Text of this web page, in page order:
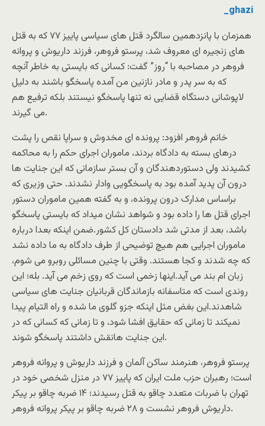
همزمان با پانزدهمین سالگرد قتل های سیاسی پاییز ۷۷ که به قتل
های زنجیره ای معروف شد، پرستو فروهر، فرزند داریوش و پروانه
فروهر در مصاحبه با “روز” گفت: کسانی که بایستی به خاطر آنچه
که به سر پدر و مادر نازنین من آمده پاسخگو باشند به دلیل
لاپوشانی دستگاه قضایی نه تنها پاسخگو نیستند بلکه ترفیع هم
می گیرند.
خانم فروهر افزود: پرونده ای مخدوش و سراپا نقص را پشت
درهای بسته به دادگاه بردند، ماموران اجرای حکم را به محاکمه
کشیدند ولی دستوردهندگان و آن بستر سازمانی که این جنایت ها
درون آن پدید آمده بود به پاسخگویی وادار نشدند. حتی وزیری که
براساس مدارک درون پرونده، و به گفته همین ماموران دستور
اجرای قتل ها را داده بود و شواهد نشان میداد که بایستی پاسخگو
باشد، بعد از مدتی شد دادستان کل کشور.ضمن اینکه بعدا درباره
ماموران اجرایی هم هیچ توضیحی از طرف دادگاه به ما داده نشد
که چه شدند و کجا هستند. وقتی با چنین مسائلی روبرو می شوم،
زبان ام بند می آید.اینها زخمی است که روی زخم می آید. بله؛ این
روندی است که متاسفانه بازماندگان قربانیان جنایت های سیاسی
شاهدند.این بغض مثل اینکه جزو گلوی ما شده و راه التیام پیدا
نمیکند تا زمانی که حقایق افشا شود، و تا زمانی که کسانی که در
این جنایت هانقش داشتند پاسخگو شوند.
پرستو فروهر، هنرمند ساکن آلمان و فرزند داریوش و پروانه فروهر
است؛ رهبران حزب ملت ایران که پاییز ۷۷ در منزل شخصی خود در
تهران با ضربات متعدد چاقو به قتل رسیدند؛ ۱۴ ضربه چاقو بر پیکر
داریوش فروهر نشست و ۲۸ ضربه چاقو بر پیکر پروانه فروهر.